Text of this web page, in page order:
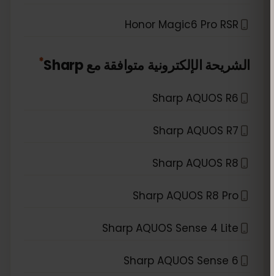
Honor Magic6 Pro RSR
الشريحة الإلكترونية متوافقة معSharp
*
Sharp AQUOS R6
Sharp AQUOS R7
Sharp AQUOS R8
Sharp AQUOS R8 Pro
Sharp AQUOS Sense 4 Lite
Sharp AQUOS Sense 6